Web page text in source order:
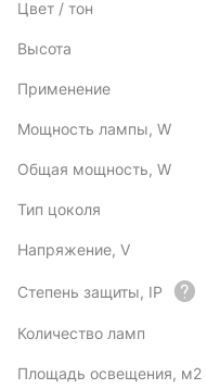
Цвет / тон
Высота
Применение
Мощность лампы, W
Общая мощность, W
Тип цоколя
Напряжение, V
Степень защиты, IP
Количество ламп
Площадь освещения, м2